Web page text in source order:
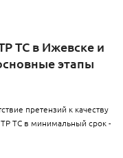
ТС в Ижевске и
этапы
претензий к качеству
ТР ТС в минимальный срок -